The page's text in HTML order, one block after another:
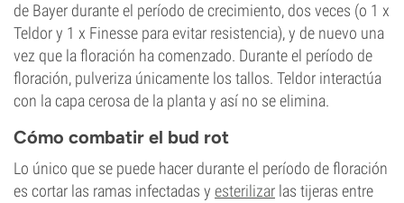
de Bayer durante el período de crecimiento, dos veces (o 1 x
Teldor y 1 x Finesse para evitar resistencia), y de nuevo una
vez que la floración ha comenzado. Durante el período de
floración, pulveriza únicamente los tallos. Teldor interactúa
con la capa cerosa de la planta y así no se elimina.
Cómo combatir el bud rot
Lo único que se puede hacer durante el período de floración
es cortar las ramas infectadas y esterilizar las tijeras entre